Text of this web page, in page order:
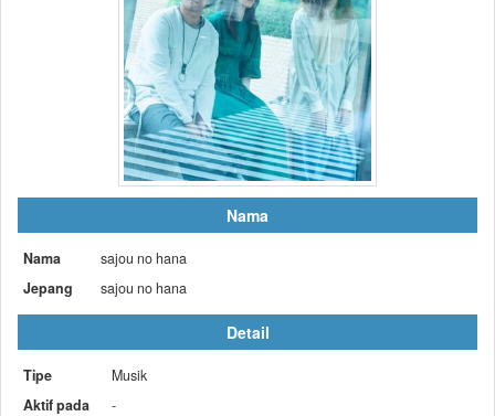
Nama
Nama
sajou no hana
Jepang
sajou no hana
Detail
Tipe
Musik
Aktif pada
-